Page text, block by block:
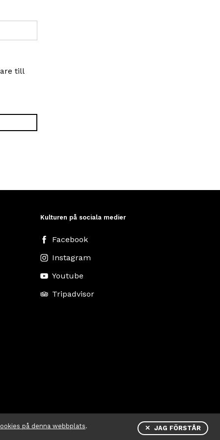
på denna webbplats. ✕ JAG FÖRSTÅR
till
Kulturen på sociala medier
Facebook
Instagram
Youtube
Tripadvisor